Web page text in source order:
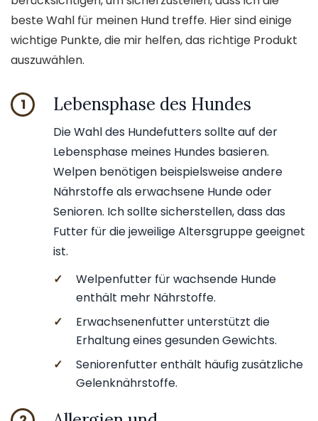
beste Wahl für meinen Hund treffe. Hier sind einige
wichtige Punkte, die mir helfen, das richtige Produkt
auszuwählen.
1 Lebensphase des Hundes
Die Wahl des Hundefutters sollte auf der
Lebensphase meines Hundes basieren.
Welpen benötigen beispielsweise andere
Nährstoffe als erwachsene Hunde oder
Senioren. Ich sollte sicherstellen, dass das
Futter für die jeweilige Altersgruppe geeignet
ist.
✓
Welpenfutter für wachsende Hunde
enthält mehr Nährstoffe.
✓
Erwachsenenfutter unterstützt die
Erhaltung eines gesunden Gewichts.
✓
Seniorenfutter enthält häufig zusätzliche
Gelenknährstoffe.